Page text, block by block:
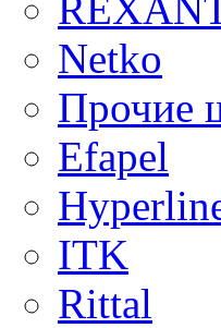
Netko
Прочие
Efapel
ITK
Rittal